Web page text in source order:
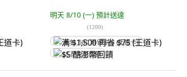
明天 8/10 (一) 預計送達
(1200)
满 $1,500 再省 $75 (王道卡)
$5 酷澎幣回饋